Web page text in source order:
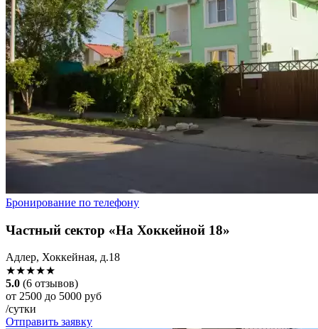
Бронирование по телефону
Частный сектор «На Хоккейной 18»
Адлер, Хоккейная, д.18
★★★★★
5.0 (6 отзывов)
от 2500 до 5000 руб
/сутки
Отправить заявку